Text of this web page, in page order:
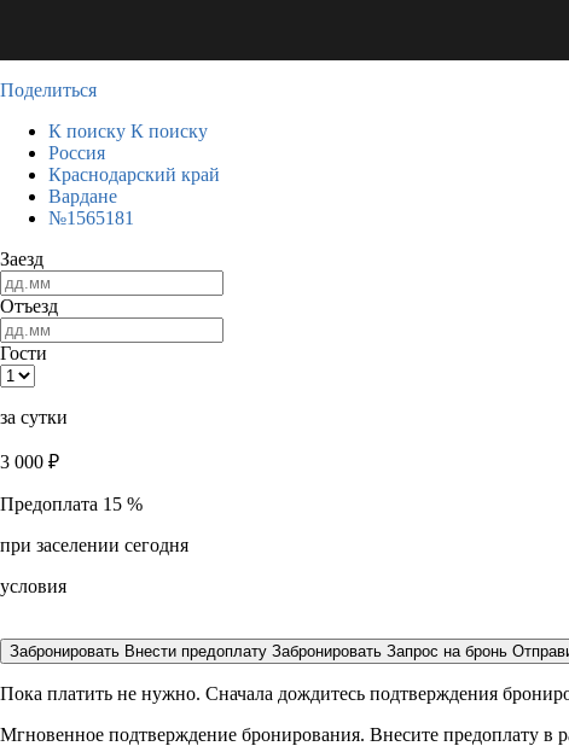
Поделиться
К поиску К поиску
Россия
Краснодарский край
Вардане
№1565181
Заезд
Отъезд
Гости
за сутки
3 000 ₽
Предоплата 15 %
при заселении сегодня
условия
Забронировать Внести предоплату Забронировать Запрос на бронь
Пока платить не нужно. Сначала дождитесь подтверждения
Мгновенное подтверждение бронирования. Внесите предоплату в